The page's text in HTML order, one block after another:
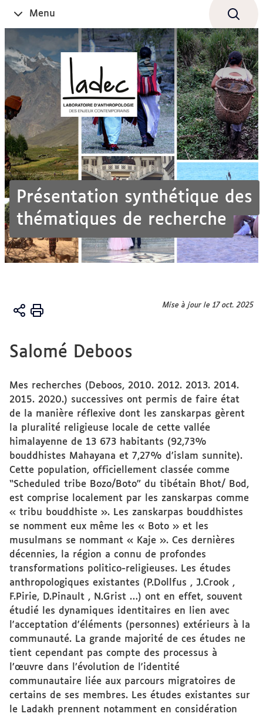
contenu
Ouvrir
le
Menu
Présentation synthétique des
thématiques de recherche
Vous
Accueil
Les
Mise à jour le 17 oct. 2025
Salomé Deboos
Mes recherches (Deboos, 2010. 2012. 2013. 2014.
2015. 2020.) successives ont permis de faire état
de la manière réflexive dont les zanskarpas gèrent
la pluralité religieuse locale de cette vallée
himalayenne de 13 673 habitants (92,73%
bouddhistes Mahayana et 7,27% d’islam sunnite).
Cette population, officiellement classée comme
“Scheduled tribe Bozo/Boto” du tibétain Bhot/ Bod,
est comprise localement par les zanskarpas comme
« tribu bouddhiste ». Les zanskarpas bouddhistes
se nomment eux même les « Boto » et les
musulmans se nommant « Kaje ». Ces dernières
décennies, la région a connu de profondes
transformations politico-religieuses. Les études
anthropologiques existantes (P.Dollfus , J.Crook ,
F.Pirie, D.Pinault , N.Grist …) ont en effet, souvent
étudié les dynamiques identitaires en lien avec
l'acceptation d'éléments (personnes) extérieurs à la
communauté. La grande majorité de ces études ne
tient cependant pas compte des processus à
l’œuvre dans l’évolution de l'identité
communautaire liée aux parcours migratoires de
certains de ses membres. Les études existantes sur
le Ladakh prennent notamment en considération